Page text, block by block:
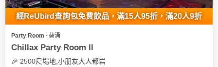
經ReUbird查詢包免費飲品，滿15人95折，滿20人9折
Party Room ∙ 葵涌
Chillax Party Room ll
🎉 2500尺場地,小朋友大人都岩